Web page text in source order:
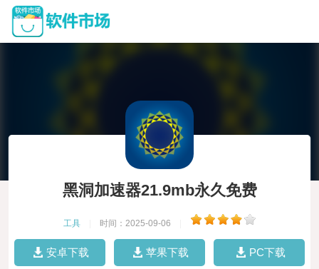
黑洞加速器21.9mb永久免费
工具 时间：2025-09-06
安卓下载 苹果下载 PC下载